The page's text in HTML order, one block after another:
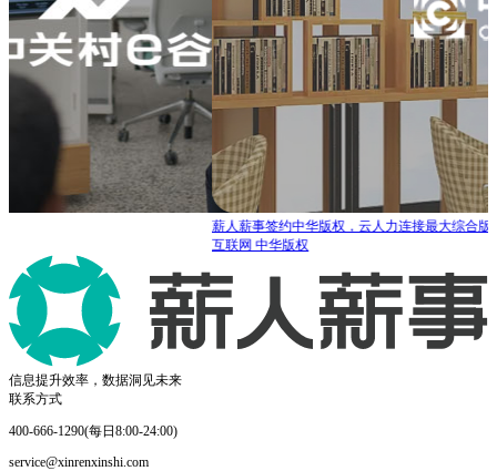
薪人薪事签约中华版权，云人力连接最大综合版权代理
信息提升效率，数据洞见未来
联系方式
400-666-1290(每日8:00-24:00)
service@xinrenxinshi.com